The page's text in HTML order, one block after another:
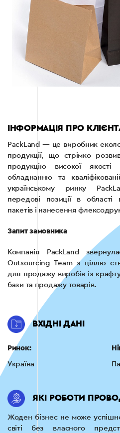
ІНФОРМАЦІЯ ПРО
PackLand — це виробник
продукції, що стрімко
продукцію високої якості
обладнанню та
українському ринку
передові позиції в області
пакетів і нанесення
Запит замовника
Компанія PackLand
Outsourcing Team з ціллю
для продажу виробів із
бази та продажу товарів.
ВХІДНІ ДАНІ
Ринок:
Україна
ЯКІ РОБОТИ
Жоден бізнес не може
світі без власного